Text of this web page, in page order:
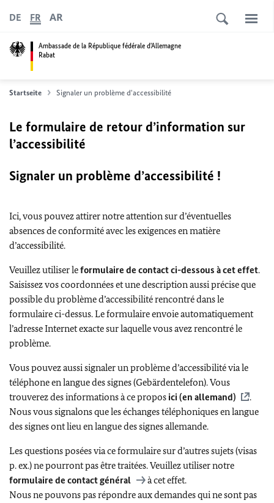
Ambassade de la République fédérale d'Allemagne
Rabat
DE FR AR
Startseite Signaler un problème d'accessibilité
Le formulaire de retour d’information sur
l’accessibilité
Signaler un problème d’accessibilité !
Ici, vous pouvez attirer notre attention sur d’éventuelles
absences de conformité avec les exigences en matière
d’accessibilité.
Veuillez utiliser leformulaire de contact ci-dessous à cet effet.
Saisissez vos coordonnées et une description aussi précise que
possible du problème d’accessibilité rencontré dans le
formulaire ci-dessus. Le formulaire envoie automatiquement
l’adresse Internet exacte sur laquelle vous avez rencontré le
problème.
Vous pouvez aussi signaler un problème d’accessibilité via le
téléphone en langue des signes (Gebärdentelefon). Vous
trouverez des informations à ce propos ici (en allemand)
.
Nous vous signalons que les échanges téléphoniques en langue
des signes ont lieu en langue des signes allemande.
Les questions posées via ce formulaire sur d’autres sujets (visas
p. ex.) ne pourront pas être traitées. Veuillez utiliser notre
formulaire de contact général
à cet effet.
Nous ne pouvons pas répondre aux demandes qui ne sont pas